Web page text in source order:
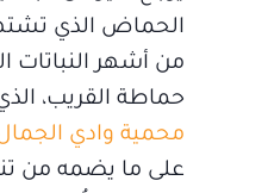
الحماض الذي
من أشهر النباتات
حماطة القريب،
محمية وادي
على ما يضمه من